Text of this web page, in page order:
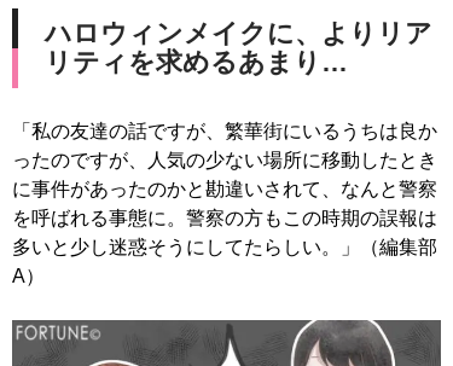
ハロウィンメイクに、よりリア
リティを求めるあまり…
「私の友達の話ですが、繁華街にいるうちは良か
ったのですが、人気の少ない場所に移動したとき
に事件があったのかと勘違いされて、なんと警察
を呼ばれる事態に。警察の方もこの時期の誤報は
多いと少し迷惑そうにしてたらしい。」（編集部
A）